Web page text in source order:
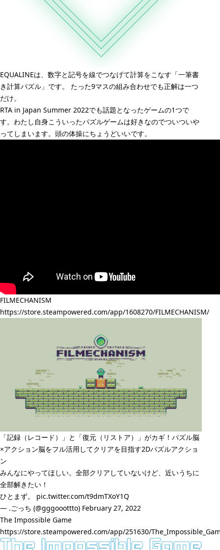
EQUALINEは、数字と記号を線でつなげて計算をこなす「一筆書
き計算パズル」です。 たった9マスの組み合わせでも正解は一つ
だけ。
RTA in Japan Summer 2022でも話題となったゲームの1つで
す。わたし自身こういったパズルゲームは好きなのでついついや
ってしまいます。頭の体操にちょうどいいです。
FILMECHANISM
https://store.steampowered.com/app/1608270/FILMECHANISM/
「記録（レコード）」と「復元（リストア）」がカギ！パズル脳
×アクション脳をフル活用してクリアを目指す2Dパズルアクショ
ン
みんなにやってほしい。全部クリアしていないけど、近いうちに
全部解きたい！
ひとまず。 pic.twitter.com/t9dmTXoY1Q
— .ごっち (@gggooottto) February 27, 2022
The Impossible Game
https://store.steampowered.com/app/251630/